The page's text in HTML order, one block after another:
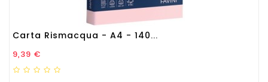
Carta Rismacqua - A4 - 140...
Prezzo
9,39 €